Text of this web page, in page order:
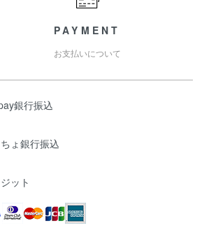
PAYMENT
お支払いについて
銀行振込
ょ銀行振込
ット